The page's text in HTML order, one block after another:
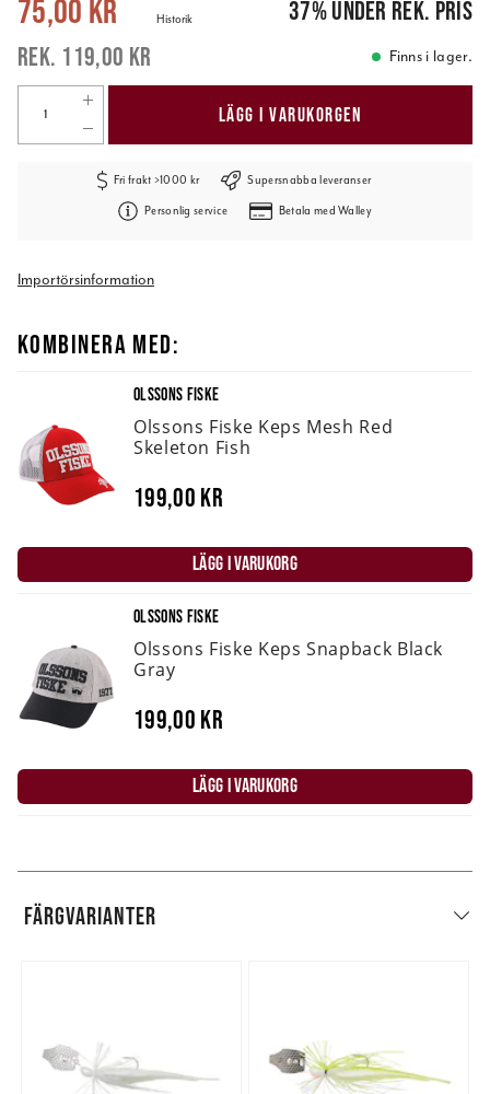
75,00 kr
119,00 kr
Historik 37%under rek. pris
Finns i lager.
LÄGG I VARUKORGEN
Fri frakt >1000 kr Supersnabba leveranser
Personlig service Betala med Walley
Importörsinformation
KOMBINERA MED:
OLSSONS FISKE
Olssons Fiske Keps Mesh Red
Skeleton Fish
199,00 kr
LÄGG I VARUKORG
OLSSONS FISKE
Olssons Fiske Keps Snapback Black
Gray
199,00 kr
LÄGG I VARUKORG
FÄRGVARIANTER